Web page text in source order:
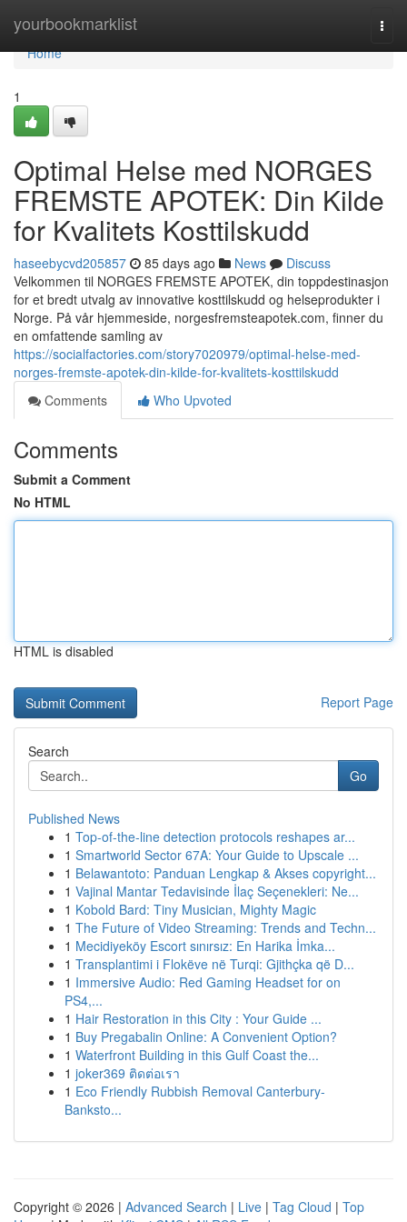
yourbookmarklist
Home
Home
1
Optimal Helse med NORGES
FREMSTE APOTEK: Din Kilde
for Kvalitets Kosttilskudd
haseebycvd205857 85 days ago News
Discuss
Velkommen til NORGES FREMSTE APOTEK, din toppdestinasjon
for et bredt utvalg av innovative kosttilskudd og helseprodukter i
Norge. På vår hjemmeside, norgesfremsteapotek.com, finner du
en omfattende samling av
https://socialfactories.com/story7020979/optimal-helse-med-
norges-fremste-apotek-din-kilde-for-kvalitets-kosttilskudd
Comments
Who Upvoted
Comments
Submit a Comment
No HTML
HTML is disabled
Report Page
Search
Go
Published News
1 Top-of-the-line detection protocols reshapes ar...
1 Smartworld Sector 67A: Your Guide to Upscale ...
1 Belawantoto: Panduan Lengkap & Akses copyright...
1 Vajinal Mantar Tedavisinde İlaç Seçenekleri: Ne...
1 Kobold Bard: Tiny Musician, Mighty Magic
1 The Future of Video Streaming: Trends and Techn...
1 Mecidiyeköy Escort sınırsız: En Harika İmka...
1 Transplantimi i Flokëve në Turqi: Gjithçka që D...
1 Immersive Audio: Red Gaming Headset for on
PS4,...
1 Hair Restoration in this City : Your Guide ...
1 Buy Pregabalin Online: A Convenient Option?
1 Waterfront Building in this Gulf Coast the...
1 joker369 ติดต่อเรา
1 Eco Friendly Rubbish Removal Canterbury-
Banksto...
Copyright © 2026 | Advanced Search | Live | Tag Cloud | Top